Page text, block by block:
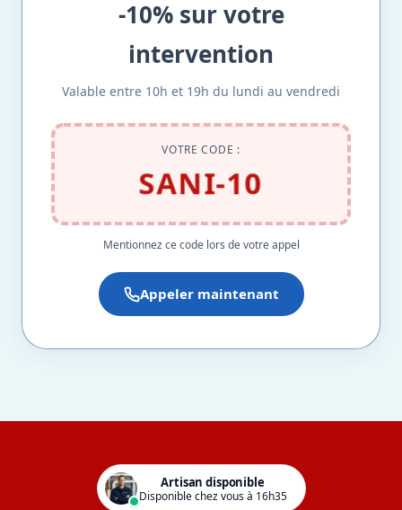
-10% sur votre
intervention
Valable entre 10h et 19h du lundi au vendredi
VOTRE CODE :
SANI-10
Mentionnez ce code lors de votre appel
Appeler maintenant
Artisan disponible
Disponible chez vous à 16h35